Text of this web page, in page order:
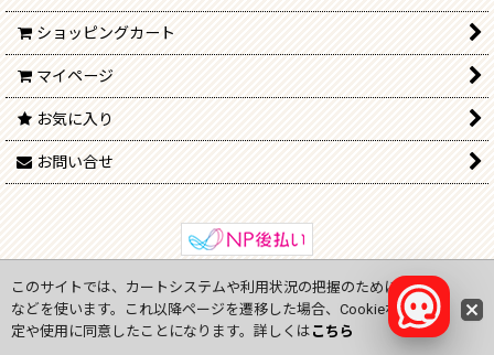
ショッピングカート
マイページ
お気に入り
お問い合せ
Copyright (C) 2009-2024onlinejp.neAll Rights Reserved.
このサイトでは、カートシステムや利用状況の把握のためにCookie
などを使います。これ以降ページを遷移した場合、Cookieなどの設
定や使用に同意したことになります。詳しくは こちら